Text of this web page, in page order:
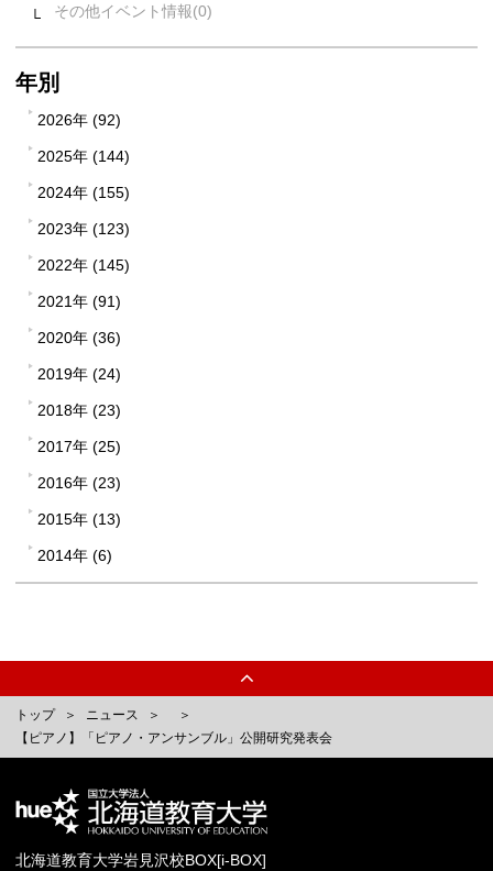
その他イベント情報
年別
2026年 (92)
2025年 (144)
2024年 (155)
2023年 (123)
2022年 (145)
2021年 (91)
2020年 (36)
2019年 (24)
2018年 (23)
2017年 (25)
2016年 (23)
2015年 (13)
2014年 (6)
トップ
ニュース
【ピアノ】「ピアノ・アンサンブル」公開研究発表会
北海道教育大学岩見沢校BOX[i-BOX]